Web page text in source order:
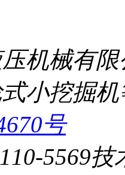
机械有
小挖掘
号
5569技